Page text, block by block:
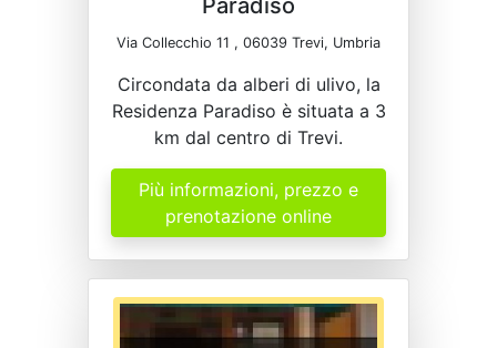
Paradiso
Via Collecchio 11 , 06039 Trevi, Umbria
Circondata da alberi di ulivo, la
Residenza Paradiso è situata a 3
km dal centro di Trevi.
Più informazioni, prezzo e
prenotazione online